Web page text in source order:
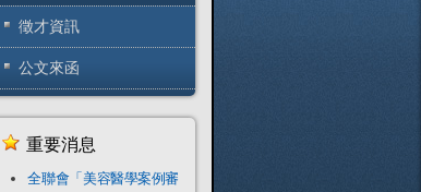
徵才資訊
公文來函
重要消息
全聯會「​美容醫學案例審